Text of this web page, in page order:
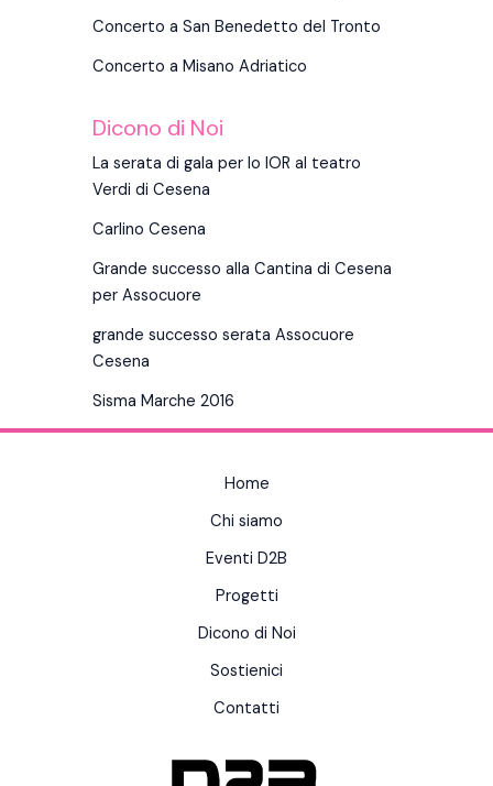
Concerto a San Benedetto del Tronto
Concerto a Misano Adriatico
Dicono di Noi
La serata di gala per lo IOR al teatro
Verdi di Cesena
Carlino Cesena
Grande successo alla Cantina di Cesena
per Assocuore
grande successo serata Assocuore
Cesena
Sisma Marche 2016
Home
Chi siamo
Eventi D2B
Progetti
Dicono di Noi
Sostienici
Contatti